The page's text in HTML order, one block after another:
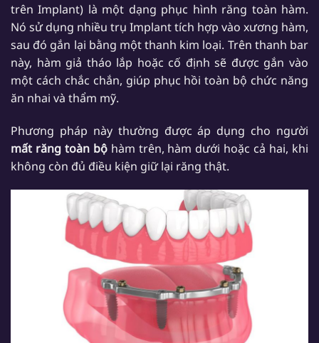
trên Implant) là một dạng phục hình răng toàn hàm.
Nó sử dụng nhiều trụ Implant tích hợp vào xương hàm,
sau đó gắn lại bằng một thanh kim loại. Trên thanh bar
này, hàm giả tháo lắp hoặc cố định sẽ được gắn vào
một cách chắc chắn, giúp phục hồi toàn bộ chức năng
ăn nhai và thẩm mỹ.
Phương pháp này thường được áp dụng cho người
mất răng toàn bộhàm trên, hàm dưới hoặc cả hai, khi
không còn đủ điều kiện giữ lại răng thật.